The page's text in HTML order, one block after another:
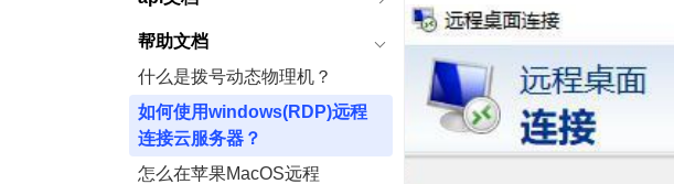
帮助文档
什么是拨号动态物理机？
如何使用windows(RDP)远程
连接云服务器？
怎么在苹果MacOS远程